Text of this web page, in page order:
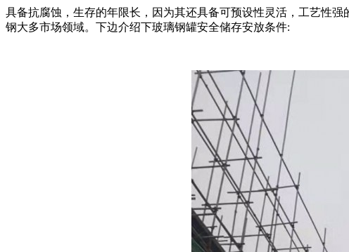
具备抗腐蚀，生存的年限长，因为其还具备可预设性灵活，工艺性
钢大多市场领域。下边介绍下玻璃钢罐安全储存安放条件: